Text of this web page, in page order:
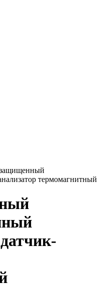
термомагнитный